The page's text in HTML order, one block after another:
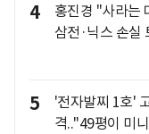
4
홍진경 "사라는
삼전·닉스 손실
5
'전자발찌 1호'
격.."49평이 미